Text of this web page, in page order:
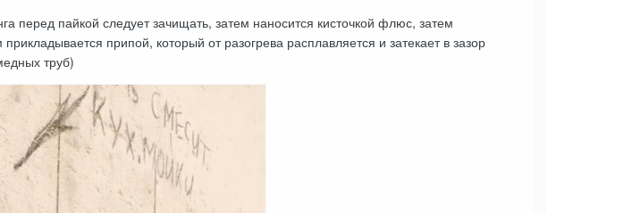
перед пайкой следует зачищать, затем наносится кисточкой флюс, затем
припой, который от разогрева расплавляется и затекает в зазор
труб)